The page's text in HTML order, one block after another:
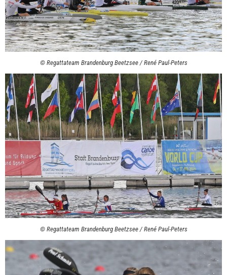
© Regattateam Brandenburg Beetzsee / René Paul-Peters
© Regattateam Brandenburg Beetzsee / René Paul-Peters